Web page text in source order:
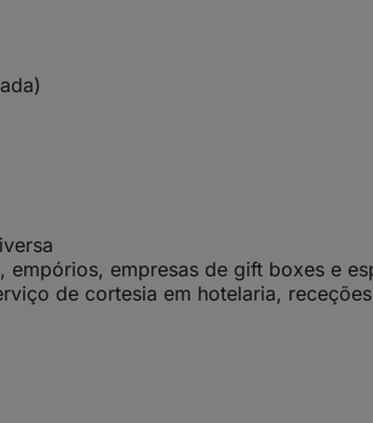
empresas de gift boxes e
de cortesia em hotelaria,